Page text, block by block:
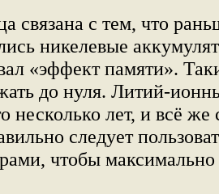
связана с тем, что
никелевые
«эффект памяти».
до нуля. Литий-
несколько лет, и всё же
следует
чтобы